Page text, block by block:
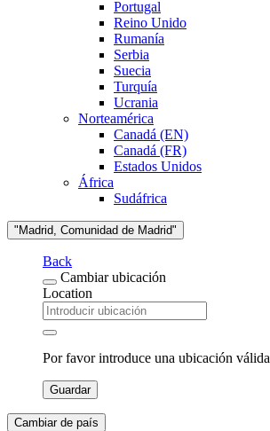
Portugal
Reino Unido
Rumanía
Serbia
Suecia
Turquía
Ucrania
Norteamérica
Canadá (EN)
Canadá (FR)
Estados Unidos
África
Sudáfrica
"Madrid, Comunidad de Madrid"
Back
Cambiar ubicación
Location
Por favor introduce una ubicación válida
Guardar
Cambiar de país